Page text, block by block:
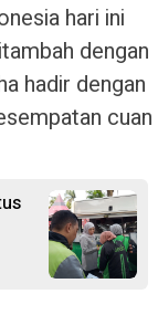
hari ini
dengan
hadir dengan
cuan